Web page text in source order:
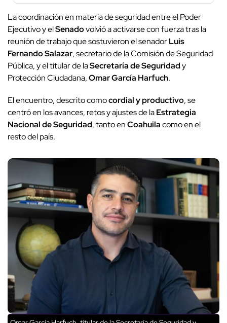
La coordinación en materia de seguridad entre el Poder
Ejecutivo y elSenadovolvió a activarse con fuerza tras la
reunión de trabajo que sostuvieron el senadorLuis
Fernando Salazar, secretario de la Comisión de Seguridad
Pública, y el titular de laSecretaría de Seguridady
Protección Ciudadana,Omar García Harfuch.
El encuentro, descrito comocordial y productivo, se
centró en los avances, retos y ajustes de laEstrategia
Nacional de Seguridad, tanto enCoahuilacomo en el
resto del país.